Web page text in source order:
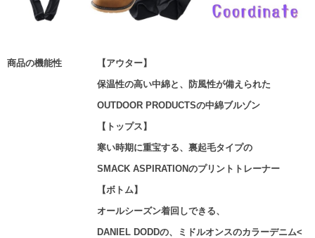
商品の機能性
【アウター】
保温性の高い中綿と、防風性が備えられた
OUTDOOR PRODUCTSの中綿ブルゾン
【トップス】
寒い時期に重宝する、裏起毛タイプの
SMACK ASPIRATIONのプリントトレーナー
【ボトム】
オールシーズン着回しできる、
DANIEL DODDの、ミドルオンスのカラーデニム<